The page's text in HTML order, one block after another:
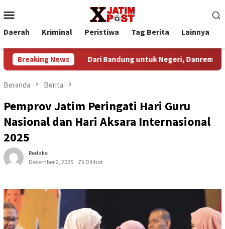
ke
kontenMobile
Daerah Kriminal Peristiwa Tag Berita Lainnya
Breaking NewsDari Bandung untuk Negeri, Danrem Bhaskara
Beranda Berita
Pemprov Jatim Peringati Hari Guru
Nasional dan Hari Aksara Internasional
2025
Redaksi
Desember 2, 2025
76 Dilihat